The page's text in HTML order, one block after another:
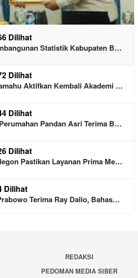
Dilihat
Statistik Kabupaten B…
Dilihat
Aktifkan Kembali Akademi …
Dilihat
Pandan Asri Terima B…
Dilihat
Pastikan Layanan Prima Me…
Dilihat
Terima Ray Dalio, Bahas…
REDAKSI
PEDOMAN MEDIA SIBER